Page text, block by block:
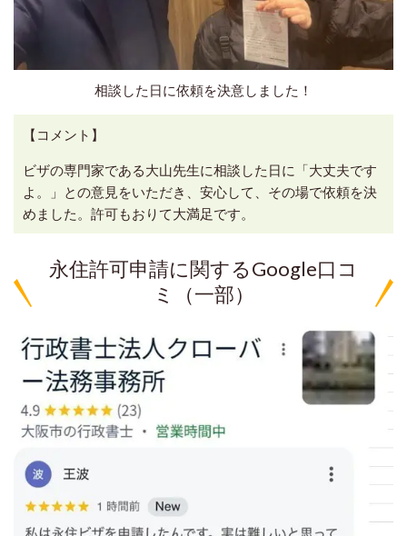
相談した日に依頼を決意しました！
【コメント】
ビザの専門家である大山先生に相談した日に「大丈夫です
よ。」との意見をいただき、安心して、その場で依頼を決
めました。許可もおりて大満足です。
永住許可申請に関するGoogle口コ
ミ（一部）